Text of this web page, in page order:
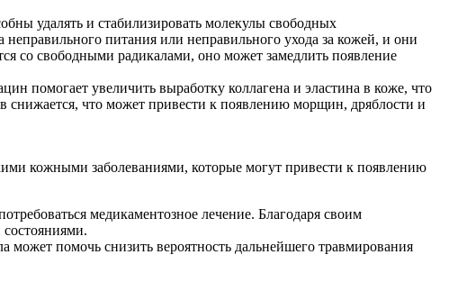
удалять и стабилизировать молекулы свободных
питания или неправильного ухода за кожей, и они
со свободными радикалами, оно может замедлить появление
помогает увеличить выработку коллагена и эластина в коже, что
снижается, что может привести к появлению морщин, дряблости и
кожными заболеваниями, которые могут привести к появлению
медикаментозное лечение. Благодаря своим
помочь снизить вероятность дальнейшего травмирования